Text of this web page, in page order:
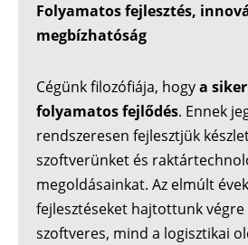
Folyamatos fejlesztés,
megbízhatóság
Cégünk filozófiája, hogya
folyamatos fejlődés. Ennek
rendszeresen fejlesztjük
szoftverünket és
megoldásainkat. Az elmúlt
fejlesztéseket hajtottunk végre
szoftveres, mind a logisztikai